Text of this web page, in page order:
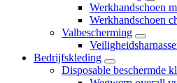
Werkhandschoen
Werkhandschoen
Valbescherming
Bedrijfskleding
Disposable beschermde